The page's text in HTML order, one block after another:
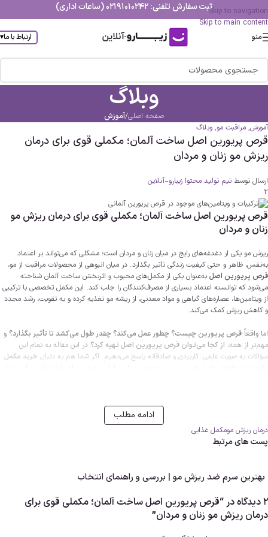
Skip to navigation
Skip to main content
ثبت سفارش تلفنی: 02191010242 (ساعات اداری)
منو ارتباط با ما▾
وبلاگ
صفحه اصلی/آموزش
آموزش, مراقبت مو, وبلاگ
قرص پریورین اصل ساخت آلمان؛ مکملی قوی برای درمان
ریزش مو زنان و مردان
ارسال توسط تیم تولید محتوا زیبارو-آنلاین
2
قرص پریورین اصل ساخت آلمان؛ مکملی قوی برای درمان ریزش مو
زنان و مردان
ریزش مو یکی از دغدغه‌های رایج در میان زنان و مردان است؛ مشکلی که می‌تواند بر اعتماد
به‌نفس، ظاهر و حتی کیفیت زندگی تأثیر بگذارد. در میان انبوهی از محصولات مراقبت از مو،
قرص پریورین اصل به‌عنوان یکی از مکمل‌های محبوب و اثربخش ساخت آلمان شناخته
می‌شود که توانسته اعتماد بسیاری از مصرف‌کنندگان را جلب کند. این مکمل تخصصی با ترکیبی
از ویتامین‌ها، عصاره‌های گیاهی و مواد معدنی، از ریشه مو تغذیه کرده و به تقویت، رشد مجدد
و کاهش ریزش کمک می‌کند.
اما واقعاً قرص پریورین چیست؟ چطور عمل می‌کند؟ چقدر طول می‌کشد تا تأثیر بگذارد؟ و
مهم‌تر از همه، از کجا می‌توان قرص پریورین اصل تهیه کرد؟ در این مقاله به تمام این
سؤالات به صورت علمی، کاربردی و صادقانه پاسخ می‌دهیم. اگر شما هم به دنبال خرید مکمل
خرید قرص پریورین اصل آلمان
پریورین برای بانوان
درمان ریزش مومکمل غذایی
پست های مرتبط
بهترین سرم ضد ریزش مو | بررسی و راهنمای انتخاب
2 دیدگاه در “
قرص پریورین اصل ساخت آلمان؛ مکملی قوی برای
درمان ریزش مو زنان و مردان”